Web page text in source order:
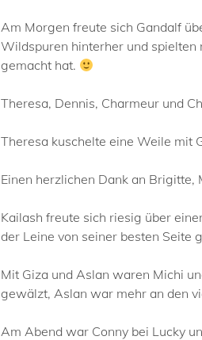
Am Morgen freute sich Gandalf
Wildspuren hinterher und spielten
gemacht hat.
Theresa, Dennis, Charmeur und
Theresa kuschelte eine Weile mit
Einen herzlichen Dank an
Kailash freute sich riesig über
der Leine von seiner besten Seite
Mit Giza und Aslan waren Michi
gewälzt, Aslan war mehr an den
Am Abend war Conny bei Lucky